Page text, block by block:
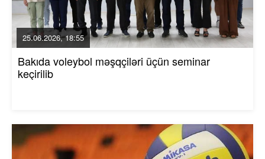
25.06.2026, 18:55
Bakıda voleybol məşqçiləri üçün seminar
keçirilib